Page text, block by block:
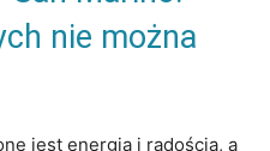
‌nie można
jest‌ energią i radością, ⁣a